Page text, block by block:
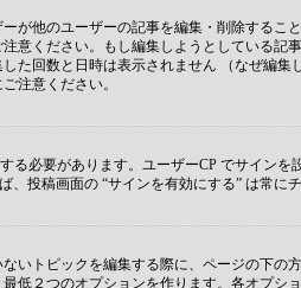
が他のユーザーの記事を編集・削除する
意ください。もし編集しようとしている
た回数と日時は表示されません （なぜ編
注意ください。
る必要があります。ユーザーCP でサイン
、投稿画面の “サインを有効にする” は常
いトピックを編集する際に、ページの下
低２つのオプションを作ります。各オプ